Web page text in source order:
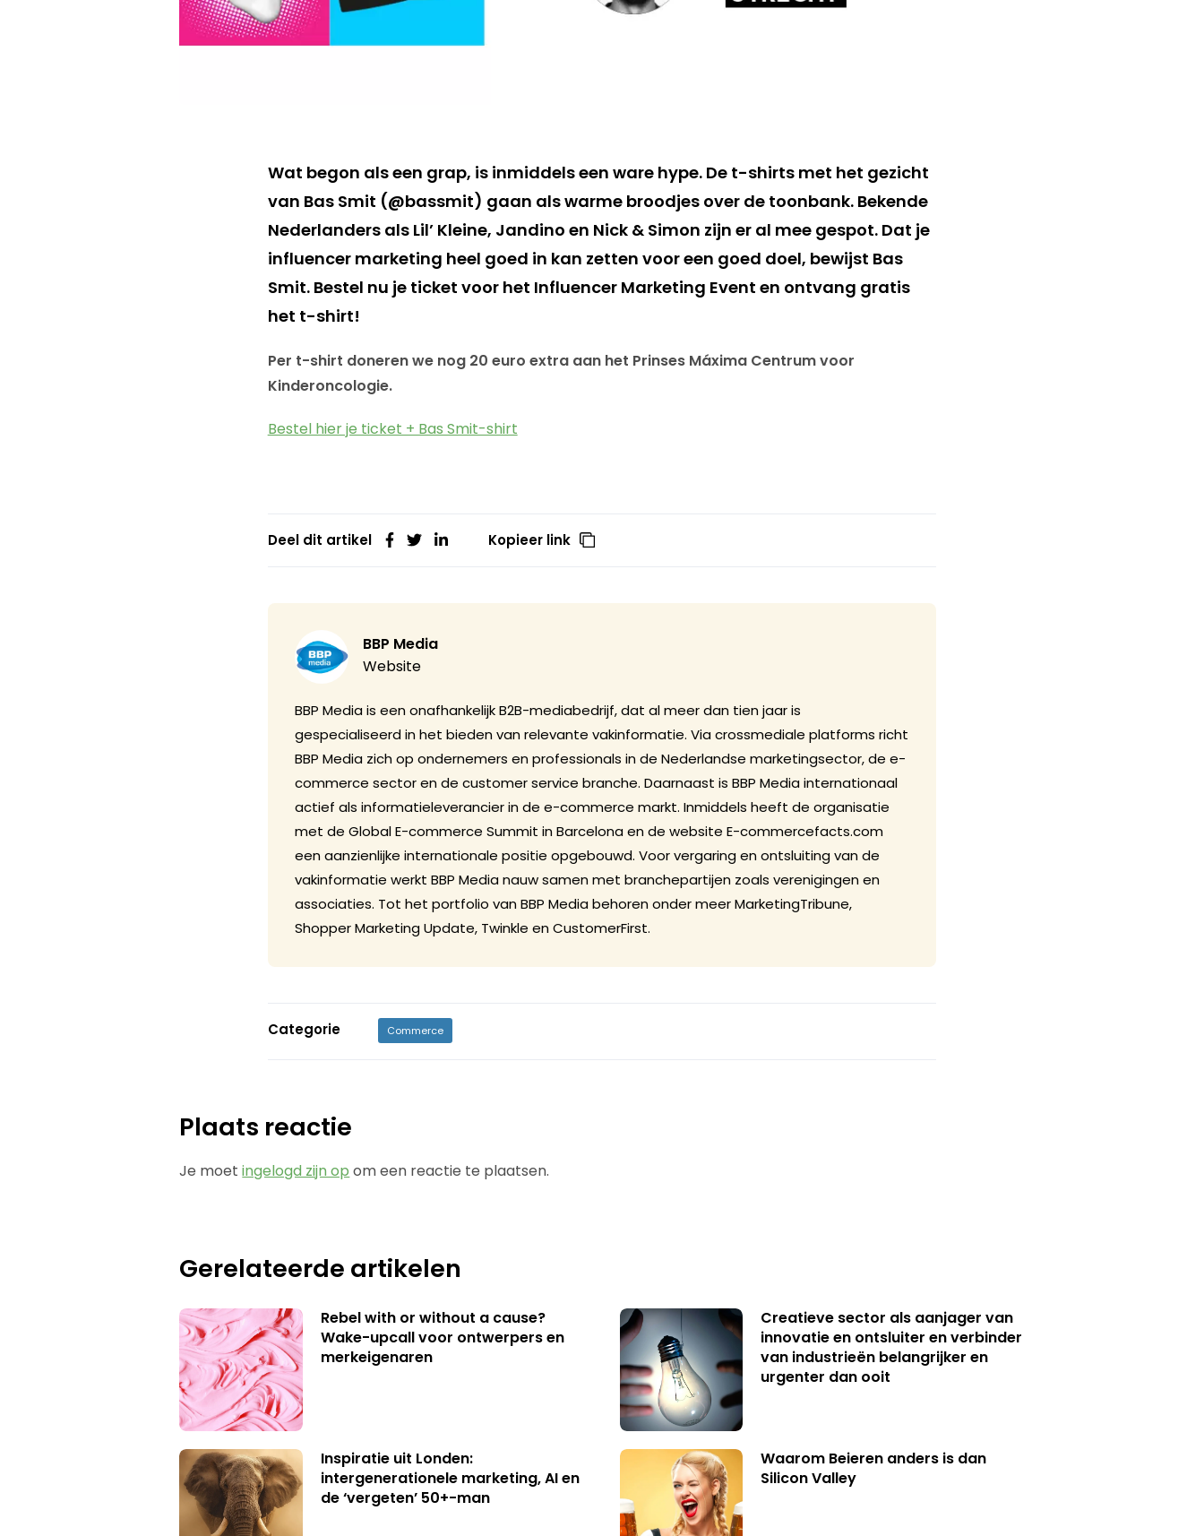
Wat begon als een grap, is inmiddels een ware hype. De t-shirts met het gezicht
van Bas Smit (@bassmit) gaan als warme broodjes over de toonbank. Bekende
Nederlanders als Lil’ Kleine, Jandino en Nick & Simon zijn er al mee gespot. Dat je
influencer marketing heel goed in kan zetten voor een goed doel, bewijst Bas
Smit. Bestel nu je ticket voor het Influencer Marketing Event en ontvang gratis
het t-shirt!
Per t-shirt doneren we nog 20 euro extra aan het Prinses Máxima Centrum voor
Kinderoncologie.
Bestel hier je ticket + Bas Smit-shirt
Deel dit artikel Kopieer link
BBP Media
Website
BBP Media is een onafhankelijk B2B-mediabedrijf, dat al meer dan tien jaar is
gespecialiseerd in het bieden van relevante vakinformatie. Via crossmediale platforms richt
BBP Media zich op ondernemers en professionals in de Nederlandse marketingsector, de e-
commerce sector en de customer service branche. Daarnaast is BBP Media internationaal
actief als informatieleverancier in de e-commerce markt. Inmiddels heeft de organisatie
met de Global E-commerce Summit in Barcelona en de website E-commercefacts.com
een aanzienlijke internationale positie opgebouwd. Voor vergaring en ontsluiting van de
vakinformatie werkt BBP Media nauw samen met branchepartijen zoals verenigingen en
associaties. Tot het portfolio van BBP Media behoren onder meer MarketingTribune,
Shopper Marketing Update, Twinkle en CustomerFirst.
Categorie Commerce
Plaats reactie
Je moetingelogd zijn op om een reactie te plaatsen.
Gerelateerde artikelen
Rebel with or without a cause?
Wake-upcall voor ontwerpers en
merkeigenaren
Creatieve sector als aanjager van
innovatie en ontsluiter en verbinder
van industrieën belangrijker en
urgenter dan ooit
Inspiratie uit Londen:
intergenerationele marketing, AI en
de ‘vergeten’ 50+-man
Waarom Beieren anders is dan
Silicon Valley